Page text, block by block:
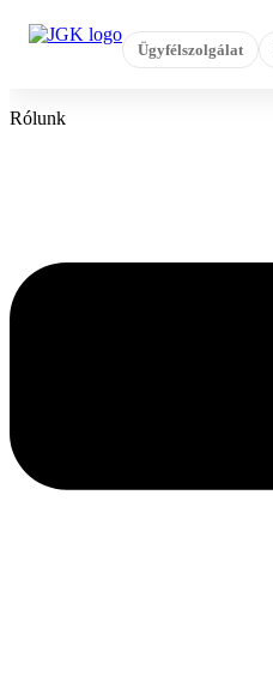
Ügyfélszolgálat
Rólunk